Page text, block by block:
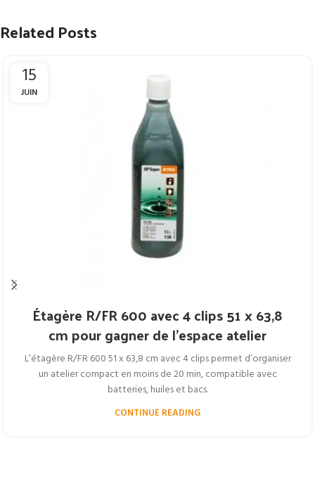
Related Posts
15
JUIN
Étagère R/FR 600 avec 4 clips 51 x 63,8
cm pour gagner de l’espace atelier
L’étagère R/FR 600 51 x 63,8 cm avec 4 clips permet d’organiser
un atelier compact en moins de 20 min, compatible avec
batteries, huiles et bacs.
CONTINUE READING